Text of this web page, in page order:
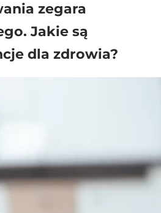
zegara
Jakie są
dla zdrowia?